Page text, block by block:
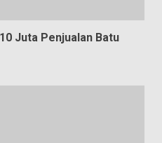
Juta Penjualan Batu